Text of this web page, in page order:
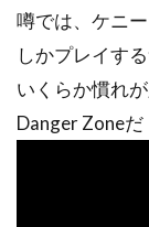
噂では、ケニ
しかプレイす
いくらか慣れ
Danger Zoneだ